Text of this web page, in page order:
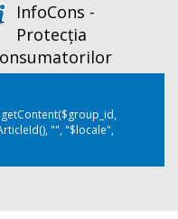
InfoCons -
Protecția
"", "$locale",